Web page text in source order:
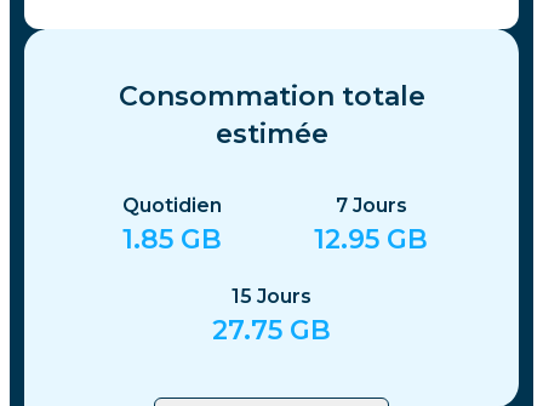
Consommation totale
estimée
Quotidien
1.85 GB
7 Jours
12.95 GB
15 Jours
27.75 GB